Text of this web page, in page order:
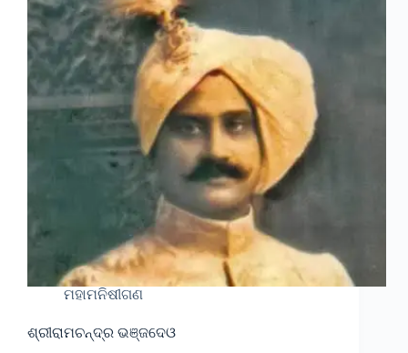
ମହାମନିଷୀଗଣ
ଶ୍ରୀରାମଚନ୍ଦ୍ର ଭଞ୍ଜଦେଓ